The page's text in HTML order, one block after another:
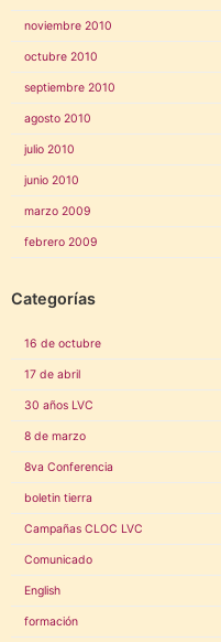
noviembre 2010
octubre 2010
septiembre 2010
agosto 2010
julio 2010
junio 2010
marzo 2009
febrero 2009
Categorías
16 de octubre
17 de abril
30 años LVC
8 de marzo
8va Conferencia
boletin tierra
Campañas CLOC LVC
Comunicado
English
formación